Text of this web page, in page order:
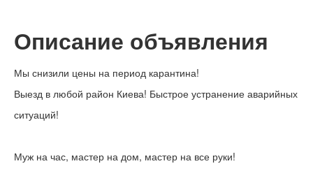
Описание объявления
Мы снизили цены на период карантина!
Выезд в любой район Киева! Быстрое устранение аварийных
ситуаций!
Муж на час, мастер на дом, мастер на все руки!